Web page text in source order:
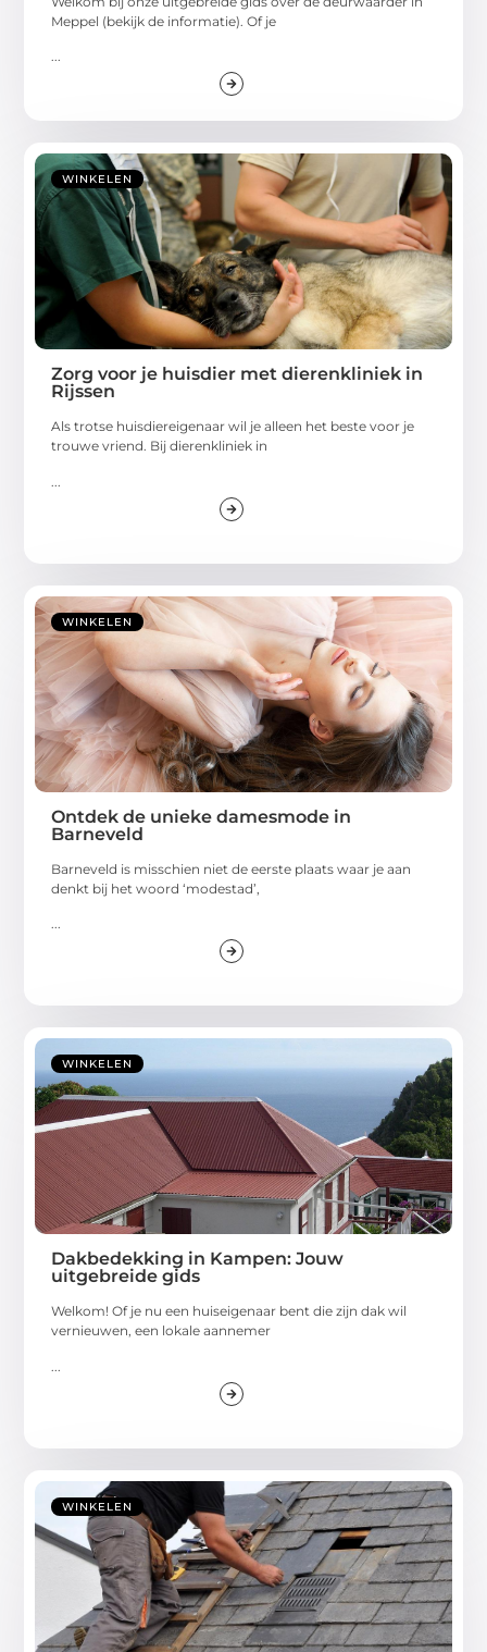
Meppel (bekijk de informatie). Of je
...
WINKELEN
Zorg voor je huisdier met dierenkliniek in
Rijssen
Als trotse huisdiereigenaar wil je alleen het beste voor je
trouwe vriend. Bij dierenkliniek in
WINKELEN
Ontdek de unieke damesmode in
Barneveld
Barneveld is misschien niet de eerste plaats waar je aan
denkt bij het woord ‘modestad’,
...
WINKELEN
Dakbedekking in Kampen: Jouw
uitgebreide gids
Welkom! Of je nu een huiseigenaar bent die zijn dak wil
vernieuwen, een lokale aannemer
WINKELEN